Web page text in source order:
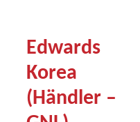
Edwards
Korea
(Händler –